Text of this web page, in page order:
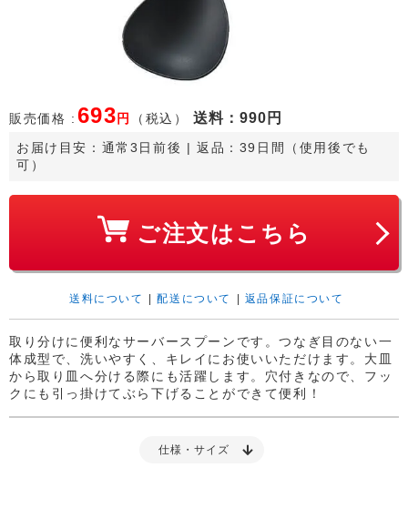
販売価格 : 693 円 （税込） 送料 ：990円
お届け目安： 通常3日前後 | 返品：39日間（使用後でも
可）
ご注文はこちら
送料について |配送について 返品保証について
取り分けに便利なサーバースプーンです。つなぎ目のない一
体成型で、洗いやすく、キレイにお使いいただけます。大皿
から取り皿へ分ける際にも活躍します。穴付きなので、フッ
クにも引っ掛けてぶら下げることができて便利！
仕様・サイズ